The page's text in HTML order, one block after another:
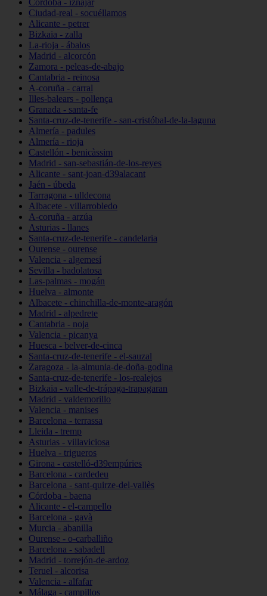
Córdoba - iznájar
Ciudad-real - socuéllamos
Alicante - petrer
Bizkaia - zalla
La-rioja - ábalos
Madrid - alcorcón
Zamora - peleas-de-abajo
Cantabria - reinosa
A-coruña - carral
Illes-balears - pollença
Granada - santa-fe
Santa-cruz-de-tenerife - san-cristóbal-de-la-laguna
Almería - padules
Almería - rioja
Castellón - benicàssim
Madrid - san-sebastián-de-los-reyes
Alicante - sant-joan-d39alacant
Jaén - úbeda
Tarragona - ulldecona
Albacete - villarrobledo
A-coruña - arzúa
Asturias - llanes
Santa-cruz-de-tenerife - candelaria
Ourense - ourense
Valencia - algemesí
Sevilla - badolatosa
Las-palmas - mogán
Huelva - almonte
Albacete - chinchilla-de-monte-aragón
Madrid - alpedrete
Cantabria - noja
Valencia - picanya
Huesca - belver-de-cinca
Santa-cruz-de-tenerife - el-sauzal
Zaragoza - la-almunia-de-doña-godina
Santa-cruz-de-tenerife - los-realejos
Bizkaia - valle-de-trápaga-trapagaran
Madrid - valdemorillo
Valencia - manises
Barcelona - terrassa
Lleida - tremp
Asturias - villaviciosa
Huelva - trigueros
Girona - castelló-d39empúries
Barcelona - cardedeu
Barcelona - sant-quirze-del-vallès
Córdoba - baena
Alicante - el-campello
Barcelona - gavà
Murcia - abanilla
Ourense - o-carballiño
Barcelona - sabadell
Madrid - torrejón-de-ardoz
Teruel - alcorisa
Valencia - alfafar
Málaga - campillos